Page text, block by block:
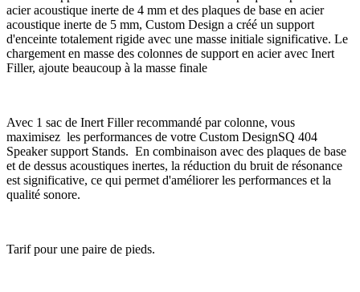
acier acoustique inerte de 4 mm et des plaques de base en acier
acoustique inerte de 5 mm, Custom Design a créé un support
d'enceinte totalement rigide avec une masse initiale significative. Le
chargement en masse des colonnes de support en acier avec Inert
Filler, ajoute beaucoup à la masse finale
Avec 1 sac de Inert Filler recommandé par colonne, vous
maximisez les performances de votre Custom DesignSQ 404
Speaker support Stands. En combinaison avec des plaques de base
et de dessus acoustiques inertes, la réduction du bruit de résonance
est significative, ce qui permet d'améliorer les performances et la
qualité sonore.
Tarif pour une paire de pieds.